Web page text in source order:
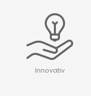
Innovativ